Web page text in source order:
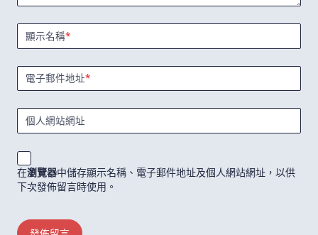
顯示名稱*
電子郵件地址*
個人網站網址
在瀏覽器中儲存顯示名稱、電子郵件地址及個人網站網址，以供
下次發佈留言時使用。